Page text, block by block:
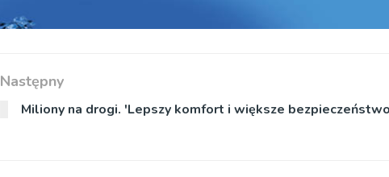
Następny
Miliony na drogi. 'Lepszy komfort i większe